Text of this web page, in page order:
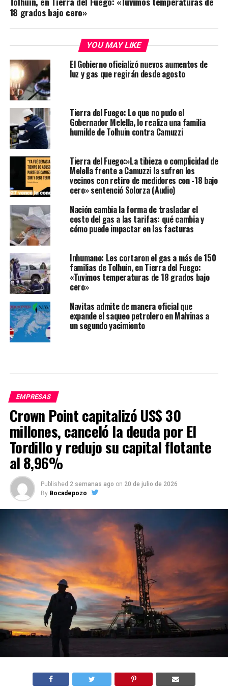
18 grados bajo cero»
YOU MAY LIKE
El Gobierno oficializó nuevos aumentos de
luz y gas que regirán desde agosto
Tierra del Fuego: Lo que no pudo el
Gobernador Melella, lo realiza una familia
humilde de Tolhuin contra Camuzzi
Tierra del Fuego:»La tibieza o complicidad de
Melella frente a Camuzzi la sufren los
vecinos con retiro de medidores con -18 bajo
cero» sentenció Solorza (Audio)
Nación cambia la forma de trasladar el
costo del gas a las tarifas: qué cambia y
cómo puede impactar en las facturas
Inhumano: Les cortaron el gas a más de 150
familias de Tolhuin, en Tierra del Fuego:
«Tuvimos temperaturas de 18 grados bajo
cero»
Navitas admite de manera oficial que
expande el saqueo petrolero en Malvinas a
un segundo yacimiento
EMPRESAS
Crown Point capitalizó US$ 30
millones, canceló la deuda por El
Tordillo y redujo su capital flotante
al 8,96%
Published 2 semanas ago on 20 de julio de 2026
By Bocadepozo